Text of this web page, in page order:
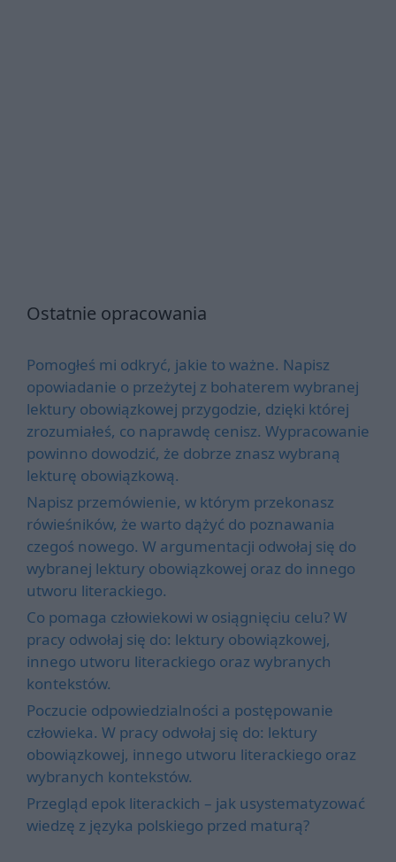
Ostatnie opracowania
Pomogłeś mi odkryć, jakie to ważne. Napisz
opowiadanie o przeżytej z bohaterem wybranej
lektury obowiązkowej przygodzie, dzięki której
zrozumiałeś, co naprawdę cenisz. Wypracowanie
powinno dowodzić, że dobrze znasz wybraną
lekturę obowiązkową.
Napisz przemówienie, w którym przekonasz
rówieśników, że warto dążyć do poznawania
czegoś nowego. W argumentacji odwołaj się do
wybranej lektury obowiązkowej oraz do innego
utworu literackiego.
Co pomaga człowiekowi w osiągnięciu celu? W
pracy odwołaj się do: lektury obowiązkowej,
innego utworu literackiego oraz wybranych
kontekstów.
Poczucie odpowiedzialności a postępowanie
człowieka. W pracy odwołaj się do: lektury
obowiązkowej, innego utworu literackiego oraz
wybranych kontekstów.
Przegląd epok literackich – jak usystematyzować
wiedzę z języka polskiego przed maturą?